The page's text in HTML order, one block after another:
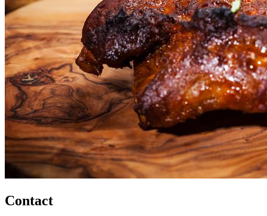
Contact